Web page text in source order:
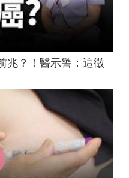
兆？！醫示警：這徵